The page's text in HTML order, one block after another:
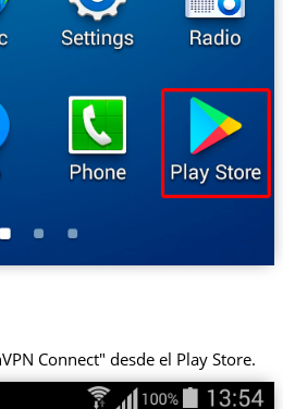
Connect" desde el Play Store.